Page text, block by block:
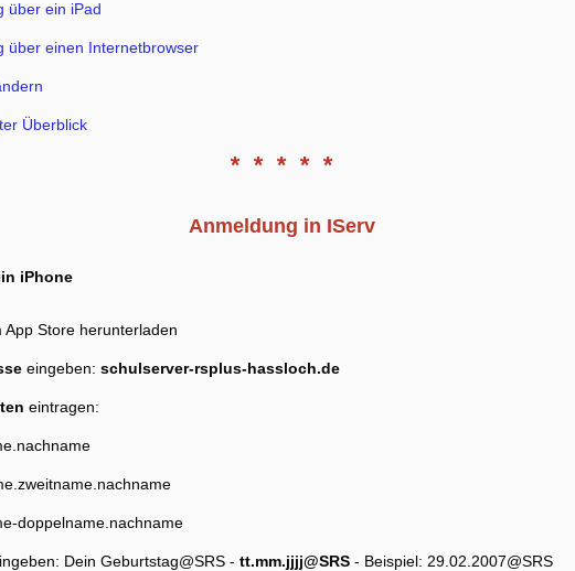
über ein iPad
über einen Internetbrowser
Überblick
* * * * *
Anmeldung in IServ
iPhone
App Store herunterladen
eingeben: schulserver-rsplus-hassloch.de
eintragen:
doppelname.nachname
Dein Geburtstag@SRS - tt.mm.jjjj@SRS - Beispiel: 29.02.2007@SRS